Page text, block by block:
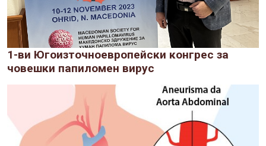
1-ви Югоизточноевропейски конгрес за
човешки папиломен вирус